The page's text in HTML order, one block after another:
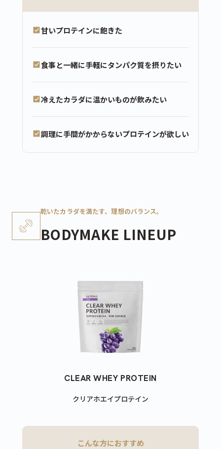
甘いプロテインに飽きた
食事と一緒に手軽にタンパク質を摂りたい
冷えたカラダに温かいものが飲みたい
調理に手間がかからないプロテインが欲しい
乾いたカラダを満たす、理想のバランス。
BODYMAKE LINEUP
CLEAR WHEY PROTEIN
クリアホエイプロテイン
こんな方におすすめ